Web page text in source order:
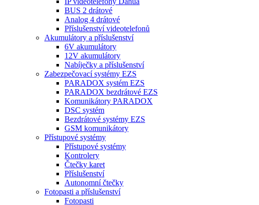
BUS 2 drátové
Analog 4 drátové
Příslušenství videotelefonů
Akumulátory a příslušenství
6V akumulátory
12V akumulátory
Nabíječky a příslušenství
Zabezpečovací systémy EZS
PARADOX systém EZS
PARADOX bezdrátové EZS
Komunikátory PARADOX
DSC systém
Bezdrátové systémy EZS
GSM komunikátory
Přístupové systémy
Přístupové systémy
Kontrolery
Čtečky karet
Příslušenství
Autonomní čtečky
Fotopasti a příslušenství
Fotopasti